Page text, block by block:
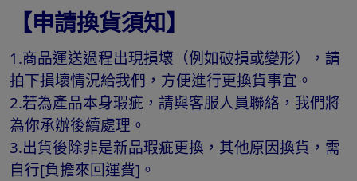
【申請換貨須知】
1.商品運送過程出現損壞（例如破損或變形），請
拍下損壞情況給我們，方便進行更換貨事宜。
2.若為產品本身瑕疵，請與客服人員聯絡，我們將
為你承辦後續處理。
3.出貨後除非是新品瑕疵更換，其他原因換貨，需
自行[負擔來回運費]。